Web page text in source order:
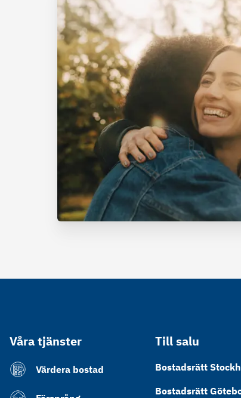
Våra tjänster
Värdera bostad
Till salu
Bostadsrätt
Bostadsrätt